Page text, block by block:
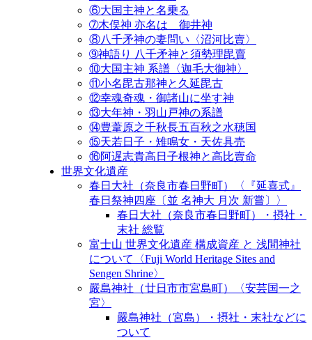
⑥大国主神と名乗る
➆木俣神 亦名は 御井神
⑧八千矛神の妻問い〈沼河比賣〉
➈神語り 八千矛神と須勢理毘賣
⑩大国主神 系譜〈迦毛大御神〉
⑪小名毘古那神と久延毘古
⑫幸魂奇魂・御諸山に坐す神
⑬大年神・羽山戸神の系譜
⑭豊葦原之千秋長五百秋之水穂国
⑮天若日子・雉鳴女・天佐具売
⑯阿遅志貴高日子根神と高比賣命
世界文化遺産
春日大社（奈良市春日野町）〈『延喜式』
春日祭神四座〔並 名神大 月次 新嘗〕〉
春日大社（奈良市春日野町）・摂社・
末社 総覧
富士山 世界文化遺産 構成資産 と 浅間神社
について〈Fuji World Heritage Sites and
Sengen Shrine〉
嚴島神社（廿日市市宮島町）〈安芸国一之
宮〉
嚴島神社（宮島）・摂社・末社などに
ついて